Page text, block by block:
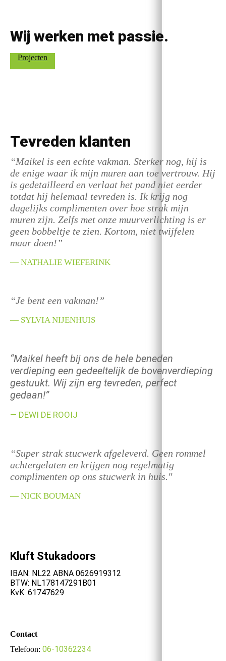
Wij werken met passie.
Projecten
Tevreden klanten
“Maikel is een echte vakman. Sterker nog, hij is
de enige waar ik mijn muren aan toe vertrouw. Hij
is gedetailleerd en verlaat het pand niet eerder
totdat hij helemaal tevreden is. Ik krijg nog
dagelijks complimenten over hoe strak mijn
muren zijn. Zelfs met onze muurverlichting is er
geen bobbeltje te zien. Kortom, niet twijfelen
maar doen!”
— NATHALIE WIEFERINK
“Je bent een vakman!”
— SYLVIA NIJENHUIS
“Maikel heeft bij ons de hele beneden
verdieping een gedeeltelijk de bovenverdieping
gestuukt. Wij zijn erg tevreden, perfect
gedaan!”
— DEWI DE ROOIJ
“Super strak stucwerk afgeleverd. Geen rommel
achtergelaten en krijgen nog regelmatig
complimenten op ons stucwerk in huis."
— NICK BOUMAN
Kluft Stukadoors
IBAN: NL22 ABNA 0626919312
BTW: NL178147291B01
KvK: 61747629
Contact
Telefoon: 06-10362234